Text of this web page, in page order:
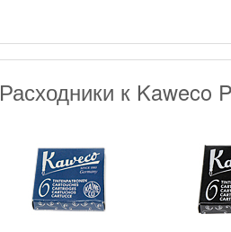
Расходники к Kaweco